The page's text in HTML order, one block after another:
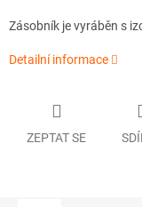
Zásobník je vyráběn s
Detailní informace
ZEPTAT SE